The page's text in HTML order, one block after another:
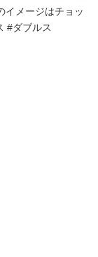
イメージはチョッ
#ダブルス